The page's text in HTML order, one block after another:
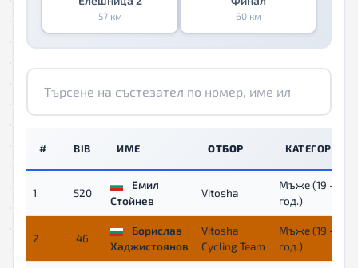
57 км 60 км
# BIB ИМЕ ОТБОР КАТЕГОРИЯ
1 520
Емил
Стойнев
Vitosha
Мъже (19 - 39
год.)
2 46
Борислав
Хаджистоянов
Vitosha
Cycling Team
Мъже (19 - 39
год.)